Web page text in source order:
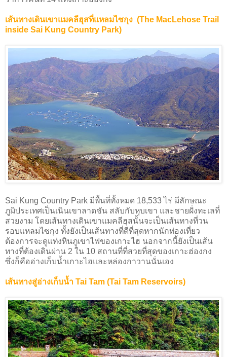
เส้นทางเดินเขาแมคลีฮุสที่แหลมไซกุง (The MacLehose Trail
inside Sai Kung Country Park)
Sai Kung Country Park มีพื้นที่ทั้งหมด 18,533 ไร่ มีลักษณะ
ภูมิประเทศเป็นเนินเขาลาดชัน สลับกับหุบเขา และชายฝั่งทะเลที่
สวยงาม โดยเส้นทางเดินเขาแมคลีฮุสนั้นจะเป็นเส้นทางที่วน
รอบแหลมไซกุง ทั้งยังเป็นเส้นทางที่ดีที่สุดหากนักท่องเที่ยว
ต้องการจะดูแท่งหินภูเขาไฟของเกาะไฮ นอกจากนี้ยังเป็นเส้น
ทางที่ต้องเดินผ่าน 2 ใน 10 สถานที่ที่สวยที่สุดของเกาะฮ่องกง
ซึ่งก็คืออ่างเก็บน้ำเกาะไฮและหล่องกาวานนั่นเอง
เส้นทางสู่อ่างเก็บน้ำ Tai Tam (Tai Tam Reservoirs)